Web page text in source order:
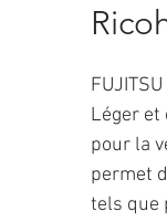
Léger et
pour la
permet
tels que